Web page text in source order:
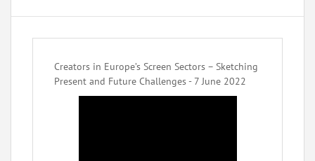
Creators in Europe’s Screen Sectors – Sketching
Present and Future Challenges - 7 June 2022